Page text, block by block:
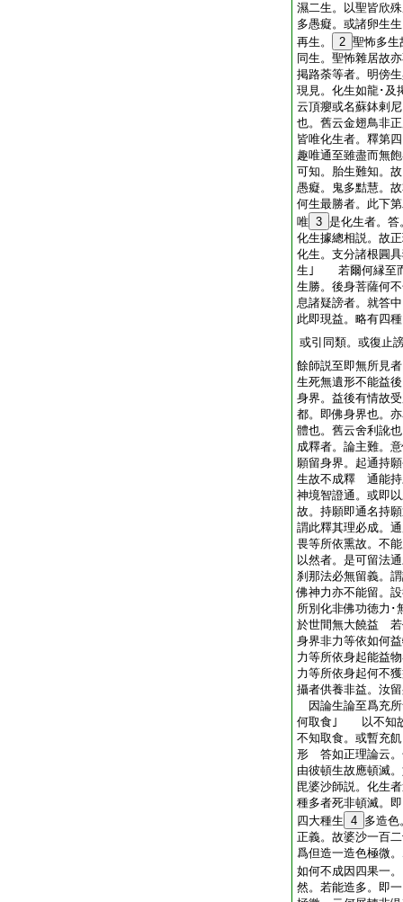
濕二生。以聖皆欣
多愚癡。或諸卵生
再生。
2 聖怖多生
同生。聖怖雜居
掲路荼等者。明傍
現見。化生如龍･
云頂癭或名蘇鉢剌
也。舊云金翅鳥
皆唯化生者。釋
趣唯通至雖盡而無
可知。胎生難知。
愚癡。鬼多黠慧
何生最勝者。此
唯 3 是化生者。答
化生據總相説。故
化生。支分諸根圓
生｣ 若爾何縁至而
生勝。後身菩薩
息諸疑謗者。就答
此即現益。略有四
或引同類。或復止
餘師説至即無所見
生死無遺形不能益
身界。益後有情故
都。即佛身界也。
體也。舊云舍利
成釋者。論主難。
願留身界。起通持
生故不成釋 通能持
神境智證通。或即
故。持願即通名持
謂此釋其理必成。
畏等所依熏故。不
以然者。是可留法
刹那法必無留義。
佛神力亦不能留。
所別化非佛功徳力･
於世間無大饒益 若
身界非力等依如何
力等所依身起能益
力等所依身起何不
攝者供養非益。汝
因論生論至爲充
何取食｣ 以不知故
不知取食。或暫充
形 答如正理論云。
由彼頓生故應頓滅
毘婆沙師説。化生
種多者死非頓滅。
四大種生 4 多造色
正義。故婆沙一百
爲但造一造色極微
如何不成因四果一
然。若能造多。即